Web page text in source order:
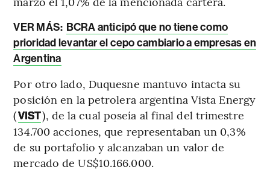
VER MÁS: BCRA anticipó que no tiene como
prioridad levantar el cepo cambiario a empresas en
Argentina
Por otro lado, Duquesne mantuvo intacta su
posición en la petrolera argentina Vista Energy
(VIST), de la cual poseía al final del trimestre
134.700 acciones, que representaban un 0,3%
de su portafolio y alcanzaban un valor de
mercado de US$10.166.000.